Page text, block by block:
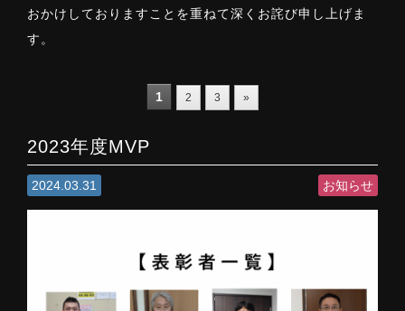
おかけしておりますことを重ねて深くお詫び申し上げま
す。
1 2 3 »
2023年度MVP
2024.03.31 お知らせ